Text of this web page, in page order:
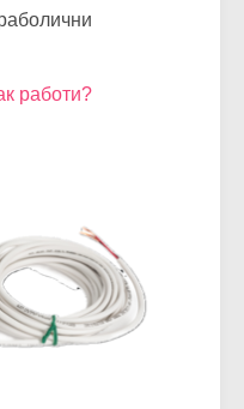
работи?